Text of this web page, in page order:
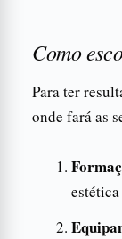
Como
Para ter
onde fará as